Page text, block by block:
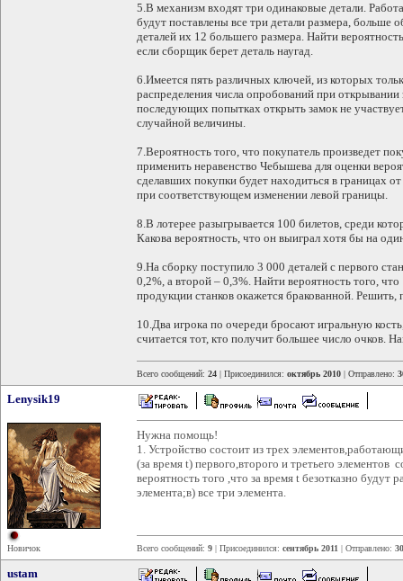
5.В механизм входят три одинаковые детали.
будут поставлены все три детали размера, больше
деталей их 12 большего размера. Найти
если сборщик берет деталь наугад.
6.Имеется пять различных ключей, из которых
распределения числа опробований при
последующих попытках открыть замок не
случайной величины.
7.Вероятность того, что покупатель произведет
применить неравенство Чебышева для оценки
сделавших покупки будет находиться в границах
при соответствующем изменении левой границы.
8.В лотерее разыгрывается 100 билетов, среди
Какова вероятность, что он выиграл хотя бы на
9.На сборку поступило 3 000 деталей с первого
0,2%, а второй – 0,3%. Найти вероятность того,
продукции станков окажется бракованной.
10.Два игрока по очереди бросают игральную
считается тот, кто получит большее число очков.
Всего сообщений: 24 | Присоединился: октябрь 2010 | Отправлено:
Lenysik19
Новичок
Нужна помощь!
1. Устройство состоит из трех
(за время t) первого,второго и третьего
вероятность того ,что за время t безотказно будут
элемента;в) все три элемента.
Всего сообщений: 9 | Присоединился: сентябрь 2011 | Отправлено:
ustam